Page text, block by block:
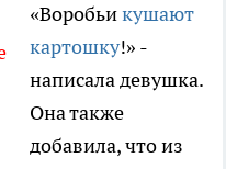
«Воробьикушают
картошку!» -
написала девушка.
Она также
добавила, что из